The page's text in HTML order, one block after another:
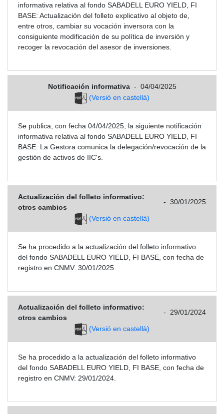
informativa relativa al fondo SABADELL EURO YIELD, FI
BASE: Actualización del folleto explicativo al objeto de,
entre otros, cambiar su vocación inversora con la
consiguiente modificación de su política de inversión y
recoger la revocación del asesor de inversiones.
Notificación informativa - 04/04/2025
(Versió en castellà)
Se publica, con fecha 04/04/2025, la siguiente notificación
informativa relativa al fondo SABADELL EURO YIELD, FI
BASE: La Gestora comunica la delegación/revocación de la
gestión de activos de IIC's.
Actualización del folleto informativo:
otros cambios
- 30/01/2025
(Versió en castellà)
Se ha procedido a la actualización del folleto informativo
del fondo SABADELL EURO YIELD, FI BASE, con fecha de
registro en CNMV: 30/01/2025.
Actualización del folleto informativo:
otros cambios
- 29/01/2024
(Versió en castellà)
Se ha procedido a la actualización del folleto informativo
del fondo SABADELL EURO YIELD, FI BASE, con fecha de
registro en CNMV: 29/01/2024.